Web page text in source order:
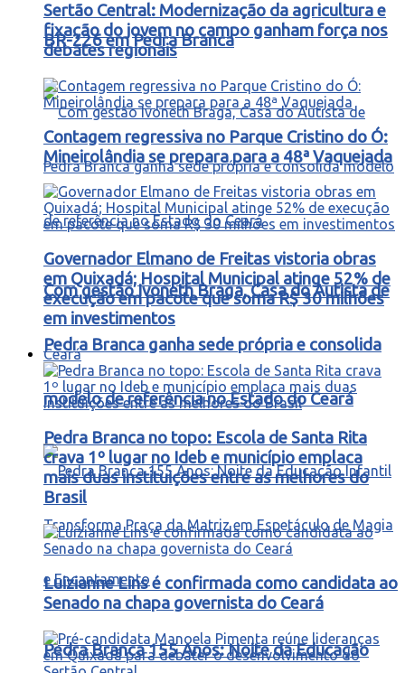
BR-226 em Pedra Branca
Com gestão Ivoneth Braga, Casa do Autista de
Pedra Branca ganha sede própria e consolida
modelo de referência no Estado do Ceará
Pedra Branca 155 Anos: Noite da Educação
Sertão Central: Modernização da agricultura e
fixação do jovem no campo ganham força nos
debates regionais
Contagem regressiva no Parque Cristino do Ó:
Mineirolândia se prepara para a 48ª Vaquejada
Governador Elmano de Freitas vistoria obras
em Quixadá; Hospital Municipal atinge 52% de
execução em pacote que soma R$ 30 milhões
em investimentos
Ceará
Pedra Branca no topo: Escola de Santa Rita
crava 1º lugar no Ideb e município emplaca
mais duas instituições entre as melhores do
Brasil
Luizianne Lins é confirmada como candidata ao
Senado na chapa governista do Ceará